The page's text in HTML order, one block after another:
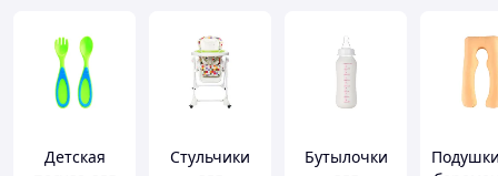
Детская
Стульчики
Бутылочки